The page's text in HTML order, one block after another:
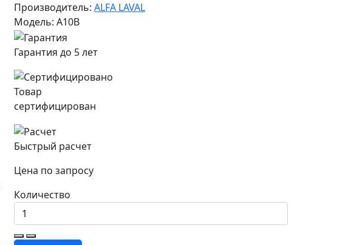
Производитель: ALFA LAVAL
Модель: A10B
Гарантия до 5 лет
Товар
сертифицирован
Быстрый расчет
Цена по запросу
Количество